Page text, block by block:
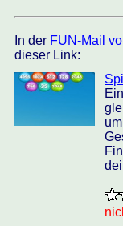
In der FUN-Mail
dieser Link: